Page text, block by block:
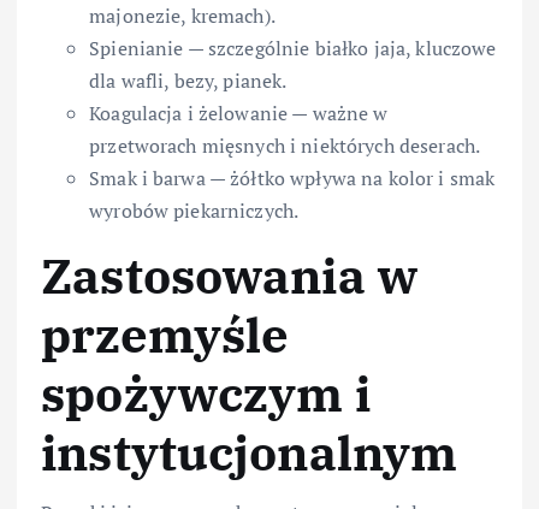
majonezie, kremach).
Spienianie — szczególnie białko jaja, kluczowe
dla wafli, bezy, pianek.
Koagulacja i żelowanie — ważne w
przetworach mięsnych i niektórych deserach.
Smak i barwa — żółtko wpływa na kolor i smak
wyrobów piekarniczych.
Zastosowania w
przemyśle
spożywczym i
instytucjonalnym